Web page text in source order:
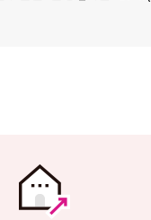
휘사전1600-반도 (半島